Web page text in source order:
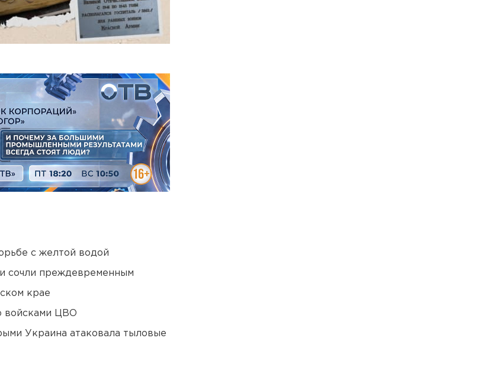
с желтой водой
сочли преждевременным
крае
войсками ЦВО
Украина атаковала тыловые